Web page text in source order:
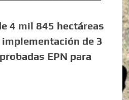
4 mil 845 hectáreas
de 3
EPN para